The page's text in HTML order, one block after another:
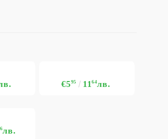
€595 1164лв.
лв.